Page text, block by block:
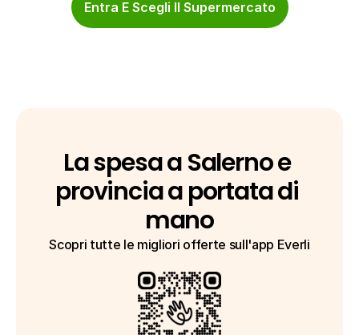
Entra E Scegli Il Supermercato
La spesa a Salerno e
provincia a portata di
mano
Scopri tutte le migliori offerte sull'app Everli